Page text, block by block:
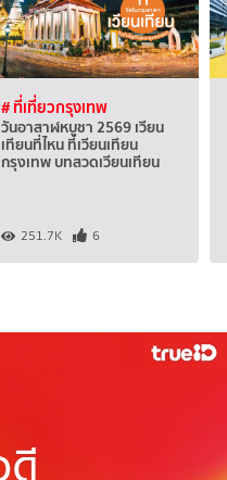
# ที่เที่ยวกรุงเทพ
วันอาสาฬหบูชา 2569 เวียน
เทียนที่ไหน ที่เวียนเทียน
กรุงเทพ บทสวดเวียนเทียน
251.7K 6